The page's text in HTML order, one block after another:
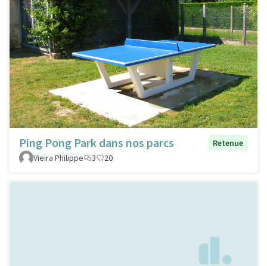
Ping Pong Park dans nos parcs
Retenue
Vieira Philippe
3 20